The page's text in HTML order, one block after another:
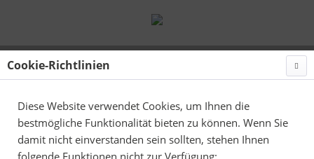
Cookie-Richtlinien
Diese Website verwendet Cookies, um Ihnen die
bestmögliche Funktionalität bieten zu können. Wenn Sie
damit nicht einverstanden sein sollten, stehen Ihnen
folgende Funktionen nicht zur Verfügung: